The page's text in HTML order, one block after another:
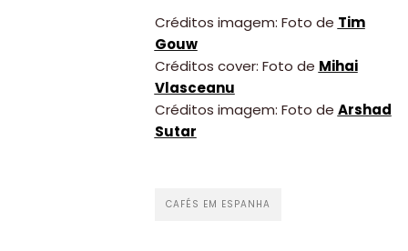
Bronzeado
Sun7
–
Quem
somos
connosco!
Créditos imagem: Foto de Tim
Gouw
Créditos cover: Foto de Mihai
Vlasceanu
Créditos imagem: Foto de Arshad
Sutar
CAFÉS EM ESPANHA